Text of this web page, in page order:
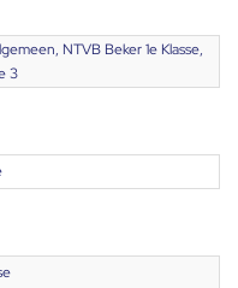
NTVB Beker 1e Klasse,
3